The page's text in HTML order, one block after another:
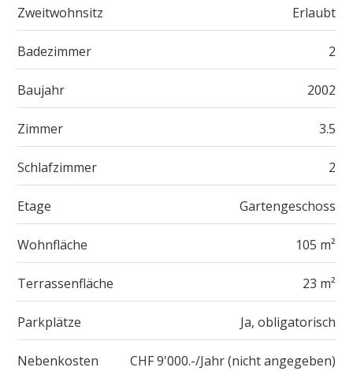
Zweitwohnsitz Erlaubt
Badezimmer 2
Baujahr 2002
Zimmer 3.5
Schlafzimmer 2
Etage Gartengeschoss
Wohnfläche 105 m²
Terrassenfläche 23 m²
Parkplätze Ja, obligatorisch
Nebenkosten CHF 9'000.-/Jahr (nicht angegeben)